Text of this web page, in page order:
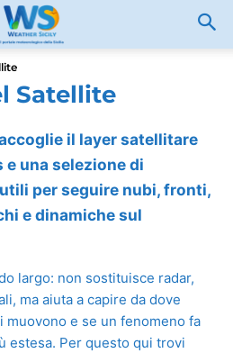
Satellite
il layer satellitare
e una selezione di
per seguire nubi, fronti,
e dinamiche sul
largo: non sostituisce radar,
ma aiuta a capire da dove
muovono e se un fenomeno fa
estesa. Per questo qui trovi